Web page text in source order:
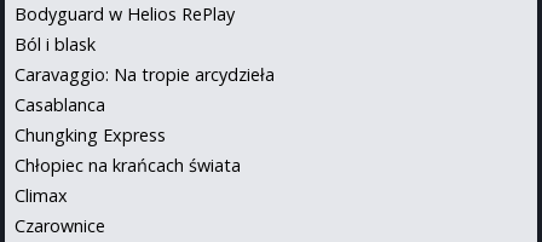
Bodyguard w Helios RePlay
Ból i blask
Caravaggio: Na tropie arcydzieła
Casablanca
Chungking Express
Chłopiec na krańcach świata
Climax
Czarownice